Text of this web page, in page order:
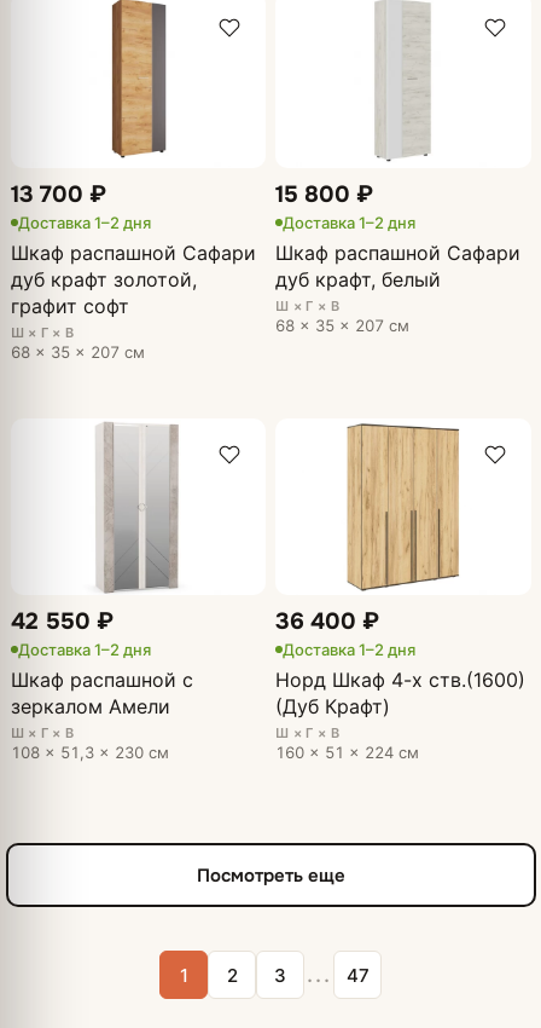
13 700 ₽
Доставка 1–2 дня
Шкаф распашной Сафари
дуб крафт золотой,
графит софт
Ш × Г × В
68 × 35 × 207 см
15 800 ₽
Доставка 1–2 дня
Шкаф распашной Сафари
дуб крафт, белый
Ш × Г × В
68 × 35 × 207 см
42 550 ₽
Доставка 1–2 дня
Шкаф распашной с
зеркалом Амели
Ш × Г × В
108 × 51,3 × 230 см
36 400 ₽
Доставка 1–2 дня
Норд Шкаф 4-х ств.(1600)
(Дуб Крафт)
Ш × Г × В
160 × 51 × 224 см
Посмотреть еще
1 2 3 ... 47